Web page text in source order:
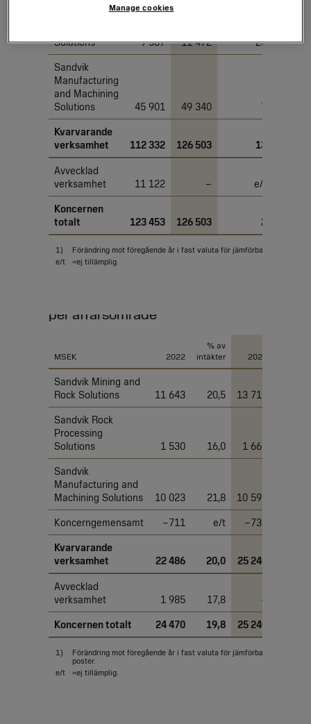
Sandvik Rock
Solutions
9 587 11 472 20
Sandvik
Manufacturing
and Machining
Solutions
45 901 49 340 7
Kvarvarande
verksamhet
112 332 126 503 13
Avvecklad
verksamhet
11 122 – e/t
Koncernen
totalt
123 453 126 503 2
1)
Förändring mot föregående år i fast valuta för jämförbara enheter.
e/t
=ej tillämplig.
per affärsområde
MSEK 2022
% av
intäkter
2023
Sandvik Mining and
Rock Solutions
11 643 20,5 13 716
Sandvik Rock
Processing
Solutions
1 530 16,0 1 661
Sandvik
Manufacturing and
Machining Solutions
10 023 21,8 10 597
Koncerngemensamt –711 e/t –733
Kvarvarande
verksamhet
22 486 20,0 25 240
Avvecklad
verksamhet
1 985 17,8 –
Koncernen totalt 24 470 19,8 25 240
1)
Förändring mot föregående år i fast valuta för jämförbara enheter,
poster.
e/t
=ej tillämplig.
Manage cookies